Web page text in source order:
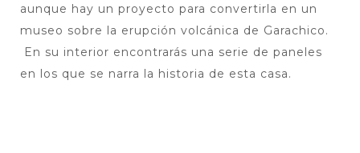
aunque hay un proyecto para convertirla en un
museo sobre la erupción volcánica de Garachico.
En su interior encontrarás una serie de paneles
en los que se narra la historia de esta casa.